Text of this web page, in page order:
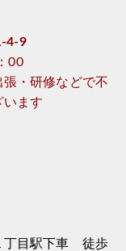
4-9
00
・研修などで不
います
丁目駅下車 徒歩